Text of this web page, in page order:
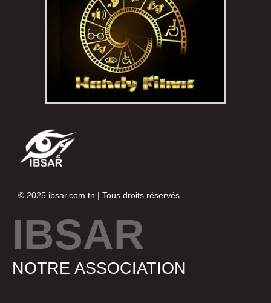
© 2025 ibsar.com.tn | Tous droits réservés.
IBSAR
NOTRE ASSOCIATION